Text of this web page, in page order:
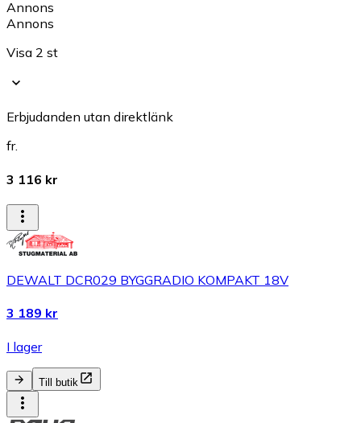
Annons
Annons
Visa 2 st
Erbjudanden utan direktlänk
fr.
3 116 kr
DEWALT DCR029 BYGGRADIO KOMPAKT 18V
3 189 kr
I lager
Till butik